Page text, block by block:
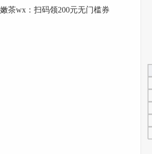
嫩茶wx：扫码领200元无门槛券